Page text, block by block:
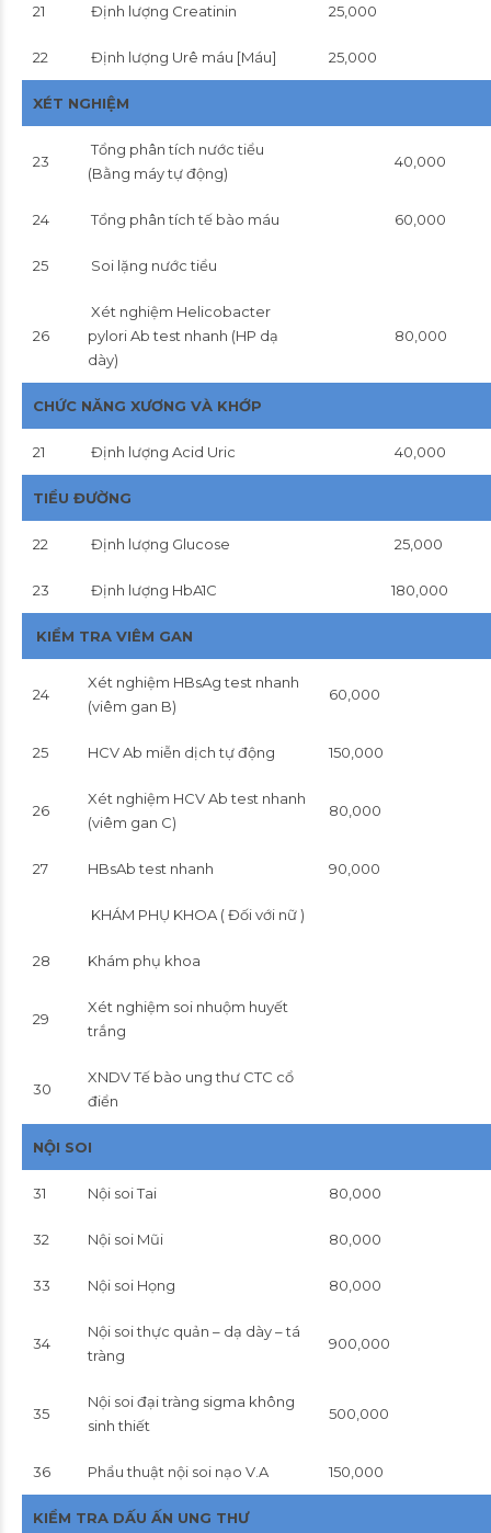
21 Định lượng Creatinin 25,000
22 Định lượng Urê máu [Máu] 25,000
XÉT NGHIỆM
23
Tổng phân tích nước tiểu
(Bằng máy tự động)
40,000
24 Tổng phân tích tế bào máu 60,000
25 Soi lặng nước tiểu
26
Xét nghiệm Helicobacter
pylori Ab test nhanh (HP dạ
dày)
80,000
CHỨC NĂNG XƯƠNG VÀ KHỚP
21 Định lượng Acid Uric 40,000
TIỂU ĐƯỜNG
22 Định lượng Glucose 25,000
23 Định lượng HbA1C 180,000
KIỂM TRA VIÊM GAN
24
Xét nghiệm HBsAg test nhanh
(viêm gan B)
60,000
25 HCV Ab miễn dịch tự động 150,000
26
Xét nghiệm HCV Ab test nhanh
(viêm gan C)
80,000
27 HBsAb test nhanh 90,000
KHÁM PHỤ KHOA ( Đối với nữ )
28 Khám phụ khoa
29
Xét nghiệm soi nhuộm huyết
trắng
30
XNDV Tế bào ung thư CTC cổ
điển
NỘI SOI
31 Nội soi Tai 80,000
32 Nội soi Mũi 80,000
33 Nội soi Họng 80,000
34
Nội soi thực quản – dạ dày – tá
tràng
900,000
35
Nội soi đại tràng sigma không
sinh thiết
500,000
36 Phẩu thuật nội soi nạo V.A 150,000
KIỂM TRA DẤU ẤN UNG THƯ